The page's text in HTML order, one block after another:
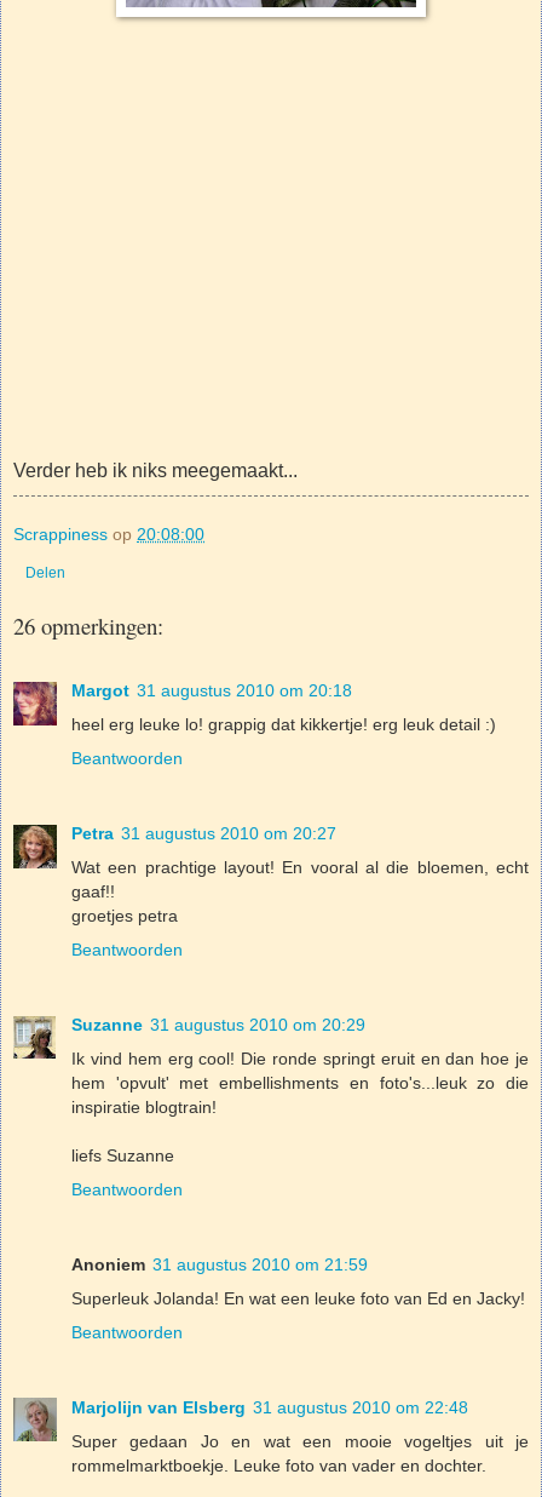
Verder heb ik niks meegemaakt...
Scrappiness op 20:08:00
Delen
26 opmerkingen:
Margot 31 augustus 2010 om 20:18
heel erg leuke lo! grappig dat kikkertje! erg leuk detail :)
Beantwoorden
Petra 31 augustus 2010 om 20:27
Wat een prachtige layout! En vooral al die bloemen, echt
gaaf!!
groetjes petra
Beantwoorden
Suzanne 31 augustus 2010 om 20:29
Ik vind hem erg cool! Die ronde springt eruit en dan hoe je
hem 'opvult' met embellishments en foto's...leuk zo die
inspiratie blogtrain!
liefs Suzanne
Beantwoorden
Anoniem 31 augustus 2010 om 21:59
Superleuk Jolanda! En wat een leuke foto van Ed en Jacky!
Beantwoorden
Marjolijn van Elsberg 31 augustus 2010 om 22:48
Super gedaan Jo en wat een mooie vogeltjes uit je
rommelmarktboekje. Leuke foto van vader en dochter.